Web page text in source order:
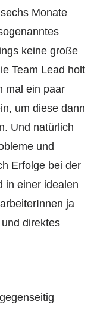
Monate
keine große
Team Lead holt
mal ein paar
um diese dann
Und natürlich
und
Erfolge bei der
in einer idealen
ja
direktes